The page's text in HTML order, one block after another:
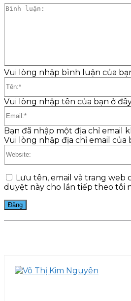
Vui lòng nhập bình luận của
Vui lòng nhập tên của bạn ở
Bạn đã nhập một địa chỉ email
Vui lòng nhập địa chỉ email của
Lưu tên, email và trang web
duyệt này cho lần tiếp theo tôi